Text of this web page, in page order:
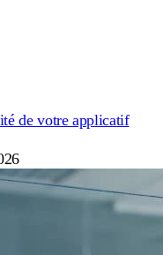
de votre applicatif